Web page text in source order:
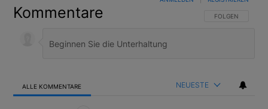
Kommentare FOLGE DIESER
FOLGEN
ALLE KOMMENTARE NEUESTE